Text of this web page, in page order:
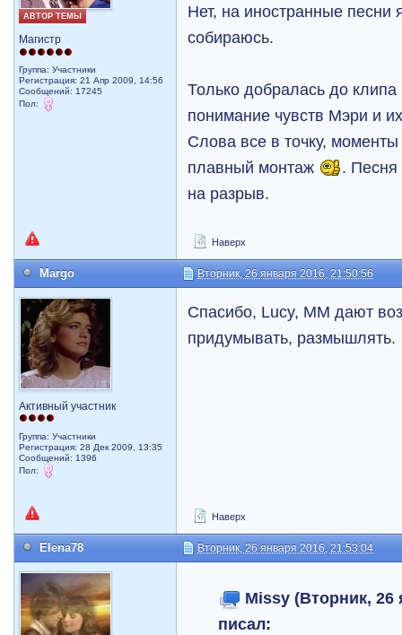
АВТОР ТЕМЫ
Магистр
Группа: Участники
Регистрация: 21 Апр 2009, 14:56
Сообщений: 17245
Пол:
Нет, на иностранные песни
собираюсь.
Только добралась до
понимание чувств Мэри и
Слова все в точку,
плавный монтаж
. Песня
на разрыв.
Наверх
Margo Вторник, 26 января 2016, 21:50:56
Активный участник
Группа: Участники
Регистрация: 28 Дек 2009, 13:35
Сообщений: 1396
Пол:
Спасибо, Lucy, ММ дают
придумывать, размышлять.
Наверх
Elena78 Вторник, 26 января 2016, 21:53:04
Missy (Вторник, 26
писал: